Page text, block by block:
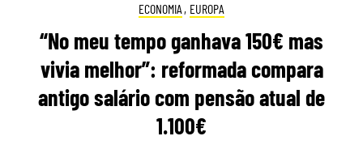
ECONOMIA , EUROPA
“No meu tempo ganhava 150€ mas
vivia melhor”: reformada compara
antigo salário com pensão atual de
1.100€